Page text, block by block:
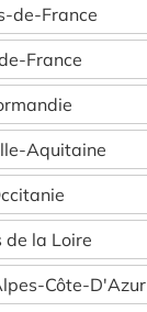
de-France
France
Aquitaine
de la Loire
Côte-D'Azur